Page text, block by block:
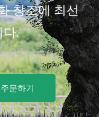
창조에 최선
다.
주문하기